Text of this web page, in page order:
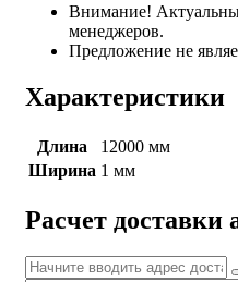
Внимание!
менеджеров.
Предложение не
Характеристики
Длина
12000 мм
Ширина 1 мм
Расчет доставки